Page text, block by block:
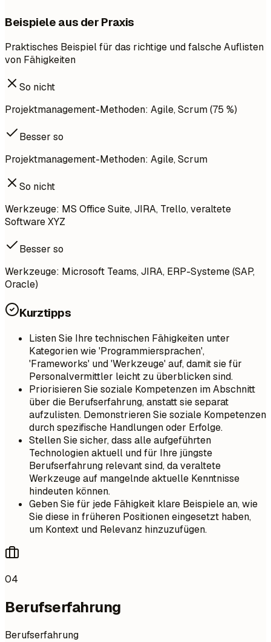
Beispiele aus der Praxis
Praktisches Beispiel für das richtige und falsche Auflisten
von Fähigkeiten
So nicht
Projektmanagement-Methoden: Agile, Scrum (75 %)
Besser so
Projektmanagement-Methoden: Agile, Scrum
So nicht
Werkzeuge: MS Office Suite, JIRA, Trello, veraltete
Software XYZ
Besser so
Werkzeuge: Microsoft Teams, JIRA, ERP-Systeme (SAP,
Oracle)
Kurztipps
Listen Sie Ihre technischen Fähigkeiten unter
Kategorien wie 'Programmiersprachen',
'Frameworks' und 'Werkzeuge' auf, damit sie für
Personalvermittler leicht zu überblicken sind.
Priorisieren Sie soziale Kompetenzen im Abschnitt
über die Berufserfahrung, anstatt sie separat
aufzulisten. Demonstrieren Sie soziale Kompetenzen
durch spezifische Handlungen oder Erfolge.
Stellen Sie sicher, dass alle aufgeführten
Technologien aktuell und für Ihre jüngste
Berufserfahrung relevant sind, da veraltete
Werkzeuge auf mangelnde aktuelle Kenntnisse
hindeuten können.
Geben Sie für jede Fähigkeit klare Beispiele an, wie
Sie diese in früheren Positionen eingesetzt haben,
um Kontext und Relevanz hinzuzufügen.
04
Berufserfahrung
Berufserfahrung